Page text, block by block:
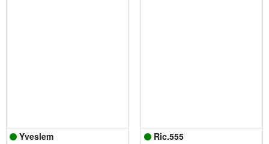
Yveslem
Ric.555